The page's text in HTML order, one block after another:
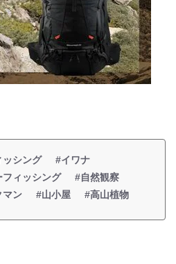
ッシング
#イワナ
フィッシング
#自然観察
マン #山小屋 #高山植物